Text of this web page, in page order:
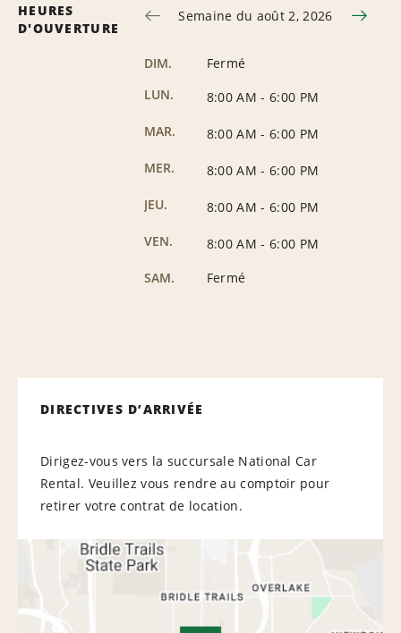
HEURES
D'OUVERTURE
Semaine du août 2, 2026
DIM.
Fermé
LUN.
8:00 AM - 6:00 PM
MAR.
8:00 AM - 6:00 PM
MER.
8:00 AM - 6:00 PM
JEU.
8:00 AM - 6:00 PM
VEN.
8:00 AM - 6:00 PM
SAM.
Fermé
DIRECTIVES D’ARRIVÉE
Dirigez-vous vers la succursale National Car
Rental. Veuillez vous rendre au comptoir pour
retirer votre contrat de location.